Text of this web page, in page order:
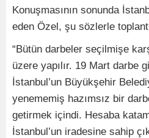
Konuşmasının sonunda
eden Özel, şu sözlerle
“Bütün darbeler seçilmişe
üzere yapılır. 19 Mart darbe
İstanbul’un Büyükşehir
yenememiş hazımsız bir
getirmek içindi. Hesaba
İstanbul’un iradesine sahip